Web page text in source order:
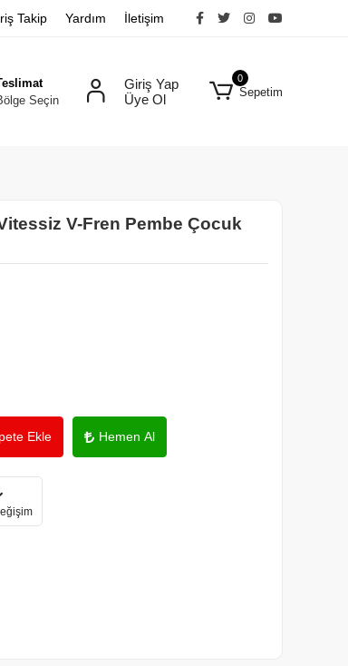
Takip Yardım İletişim
Seçin
Giriş Yap
Üye Ol
0
Sepetim
V-Fren Pembe Çocuk
Ekle Hemen Al